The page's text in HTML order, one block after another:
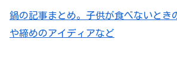
鍋の記事まとめ。子供が食べないとき
や締めのアイディアなど